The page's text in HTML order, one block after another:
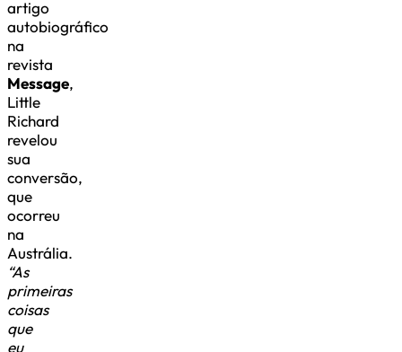
artigo
autobiográfico
na
revista
Message,
Little
Richard
revelou
sua
conversão,
que
ocorreu
na
Austrália.
“As
primeiras
coisas
que
eu